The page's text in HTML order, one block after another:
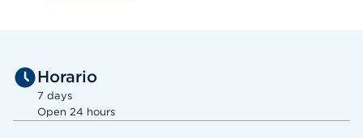
Horario
7 days
Open 24 hours